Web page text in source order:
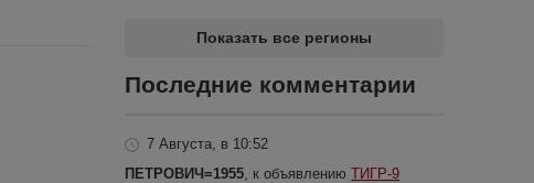
Показать все регионы
Последние комментарии
7 Августа, в 10:52
ПЕТРОВИЧ=1955 , к объявлениюТИГР-9